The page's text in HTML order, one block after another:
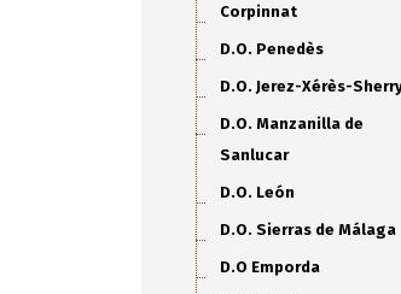
Corpinnat
D.O. Penedès
D.O. Jerez-Xérès-
D.O. Manzanilla de
Sanlucar
D.O. León
D.O. Sierras de Málaga
D.O Emporda